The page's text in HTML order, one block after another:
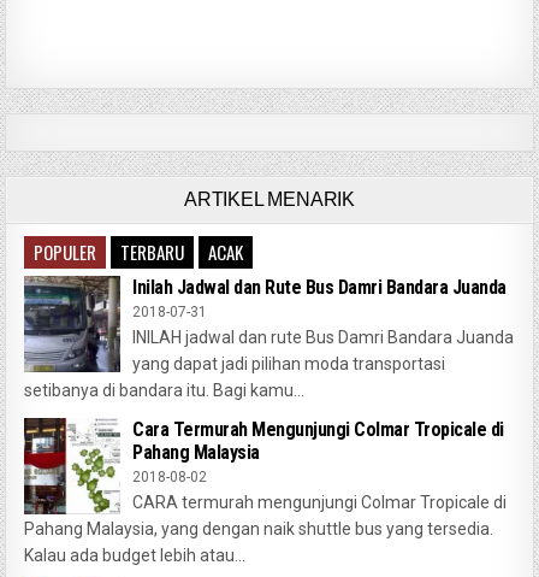
ARTIKEL MENARIK
POPULER TERBARU ACAK
Inilah Jadwal dan Rute Bus Damri Bandara Juanda
2018-07-31
INILAH jadwal dan rute Bus Damri Bandara Juanda
yang dapat jadi pilihan moda transportasi
setibanya di bandara itu. Bagi kamu...
Cara Termurah Mengunjungi Colmar Tropicale di
Pahang Malaysia
2018-08-02
CARA termurah mengunjungi Colmar Tropicale di
Pahang Malaysia, yang dengan naik shuttle bus yang tersedia.
Kalau ada budget lebih atau...